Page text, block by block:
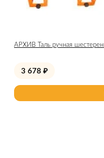
АРХИВ Таль ручная
3 678 ₽